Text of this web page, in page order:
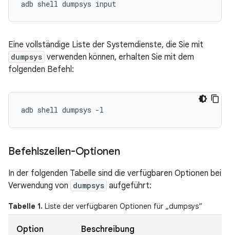
Eine vollständige Liste der Systemdienste, die Sie mit
dumpsys verwenden können, erhalten Sie mit dem
folgenden Befehl:
Befehlszeilen-Optionen
In der folgenden Tabelle sind die verfügbaren Optionen bei
Verwendung von dumpsys aufgeführt:
Tabelle 1. Liste der verfügbaren Optionen für „dumpsys“
Option Beschreibung